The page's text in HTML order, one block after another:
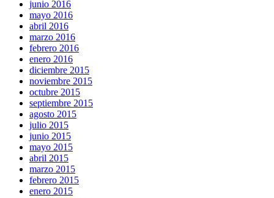
junio 2016
mayo 2016
abril 2016
marzo 2016
febrero 2016
enero 2016
diciembre 2015
noviembre 2015
octubre 2015
septiembre 2015
agosto 2015
julio 2015
junio 2015
mayo 2015
abril 2015
marzo 2015
febrero 2015
enero 2015